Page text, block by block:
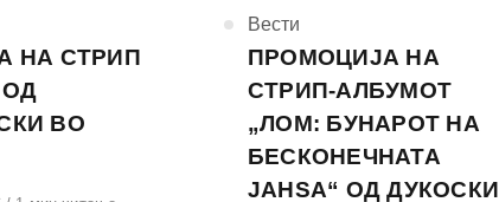
НА СТРИП
ВО
КАтегорија
Вести
ПРОМОЦИЈА НА
СТРИП-АЛБУМОТ
„ЛОМ: БУНАРОТ НА
БЕСКОНЕЧНАТА
ЈАНЅА“ ОД ДУКОСКИ